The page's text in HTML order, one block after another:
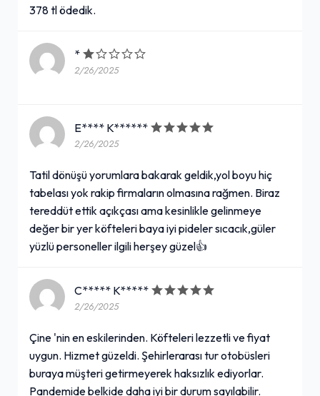
378 tl ödedik.
*
2/26/2025
E**** K******
2/26/2025
Tatil dönüşü yorumlara bakarak geldik,yol boyu hiç
tabelası yok rakip firmaların olmasına rağmen. Biraz
tereddüt ettik açıkçası ama kesinlikle gelinmeye
değer bir yer köfteleri baya iyi pideler sıcacık,güler
yüzlü personeller ilgili herşey güzel👍
C***** K*****
2/26/2025
Çine 'nin en eskilerinden. Köfteleri lezzetli ve fiyat
uygun. Hizmet güzeldi. Şehirlerarası tur otobüsleri
buraya müşteri getirmeyerek haksızlık ediyorlar.
Pandemide belkide daha iyi bir durum sayılabilir.